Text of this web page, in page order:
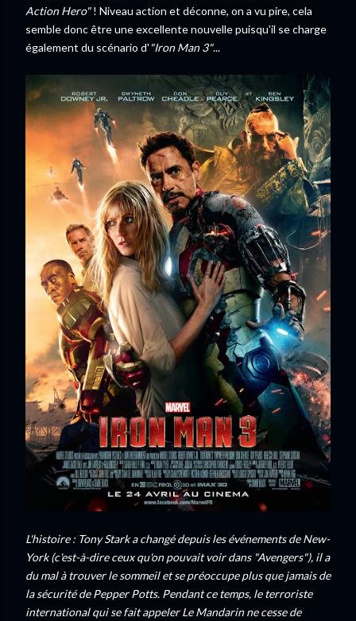
Action Hero"! Niveau action et déconne, on a vu pire, cela
semble donc être une excellente nouvelle puisqu'il se charge
également du scénario d' "Iron Man 3"...
L'histoire : Tony Stark a changé depuis les événements de New-
York (c'est-à-dire ceux qu'on pouvait voir dans "Avengers"), il a
du mal à trouver le sommeil et se préoccupe plus que jamais de
la sécurité de Pepper Potts. Pendant ce temps, le terroriste
international qui se fait appeler Le Mandarin ne cesse de